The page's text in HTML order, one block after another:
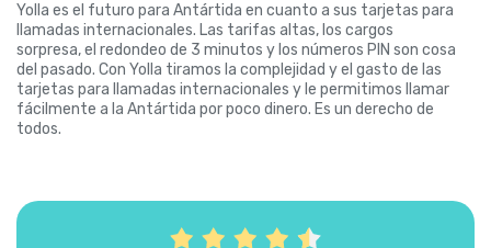
Yolla es el futuro para Antártida en cuanto a sus tarjetas para
llamadas internacionales. Las tarifas altas, los cargos
sorpresa, el redondeo de 3 minutos y los números PIN son cosa
del pasado. Con Yolla tiramos la complejidad y el gasto de las
tarjetas para llamadas internacionales y le permitimos llamar
fácilmente a la Antártida por poco dinero. Es un derecho de
todos.